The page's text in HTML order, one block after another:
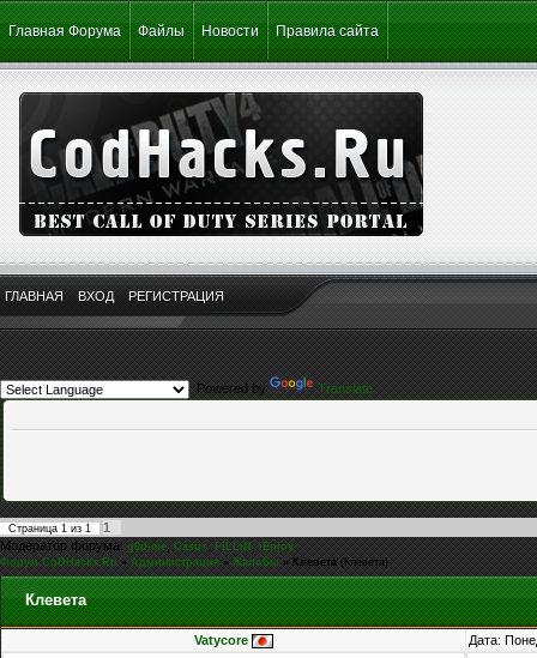
Главная Форума Файлы Новости Правила сайта
ГЛАВНАЯ ВХОД РЕГИСТРАЦИЯ
Powered by Translate
Страница 1 из 1
1
Модератор форума:g0d-me,Casus, FiLLiN,iEnjoy
Форум CoDHacks.Ru » Администрация » Жалобы » Клевета (Клевета)
Клевета
Vatycore Дата: